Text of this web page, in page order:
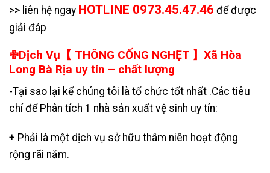
>> liên hệ ngay HOTLINE 0973.45.47.46 để được
giải đáp
✙Dịch Vụ【 THÔNG CỐNG NGHẸT 】Xã Hòa
Long Bà Rịa uy tín – chất lượng
-Tại sao lại kể chúng tôi là tổ chức tốt nhất .Các tiêu
chí để Phân tích 1 nhà sản xuất vệ sinh uy tín:
+ Phải là một dịch vụ sở hữu thâm niên hoạt động
rộng rãi năm.